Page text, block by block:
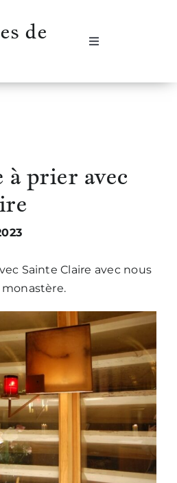
de
Navigation
prier avec
Sainte Claire avec nous